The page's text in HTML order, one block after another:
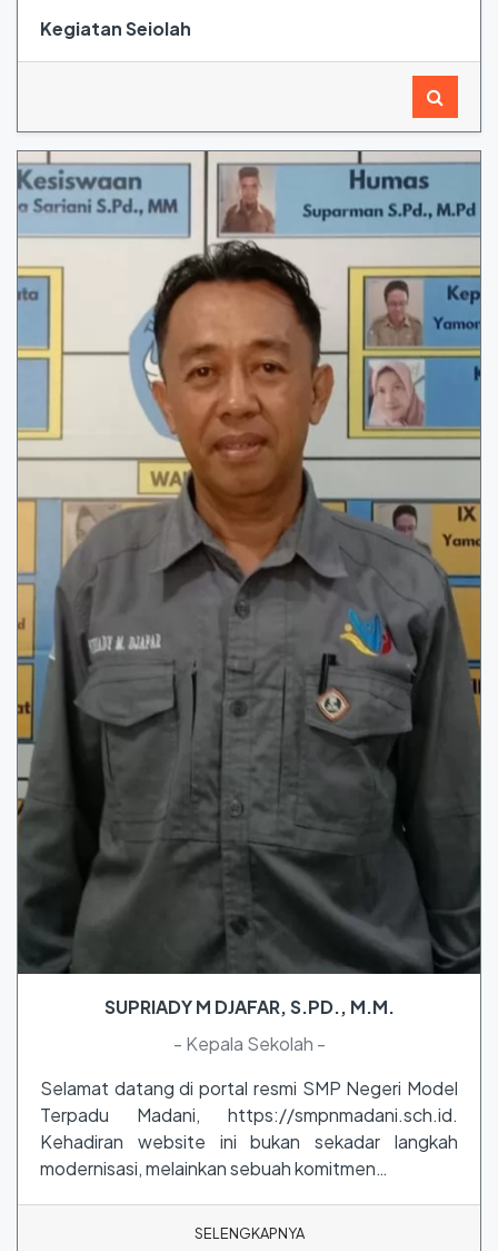
Kegiatan Seiolah
SUPRIADY M DJAFAR, S.PD., M.M.
- Kepala Sekolah -
Selamat datang di portal resmi SMP Negeri Model
Terpadu Madani, https://smpnmadani.sch.id.
Kehadiran website ini bukan sekadar langkah
modernisasi, melainkan sebuah komitmen…
SELENGKAPNYA